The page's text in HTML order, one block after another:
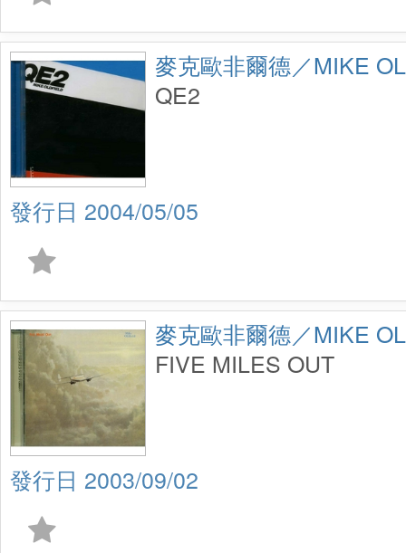
麥克歐非爾德／MIKE
QE2
2004/05/05
麥克歐非爾德／MIKE
FIVE MILES OUT
2003/09/02